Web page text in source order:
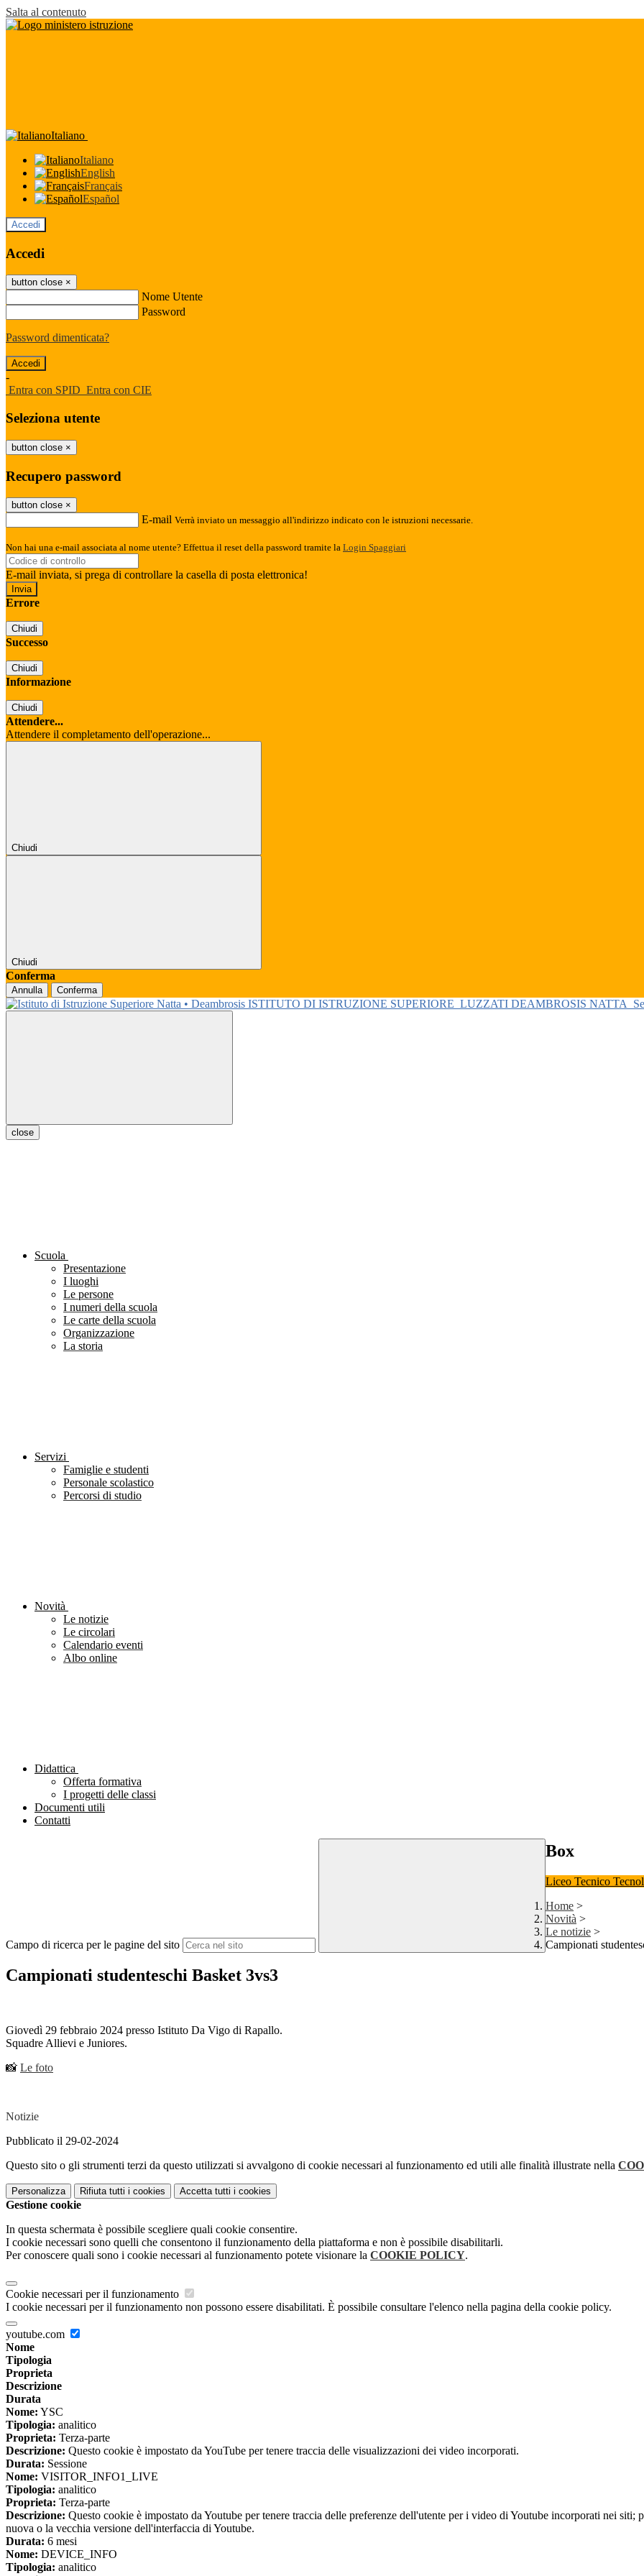
Salta al contenuto
Italiano
Italiano
English
Français
Español
Accedi
Accedi
button close ×
Nome Utente
Password
Password dimenticata?
-
Entra con SPID Entra con CIE
Seleziona utente
button close ×
Recupero password
button close ×
E-mail Verrà inviato un messaggio all'indirizzo indicato con le istruzioni necessarie.
Non hai una e-mail associata al nome utente? Effettua il reset della password tramite la Login Spaggiari
E-mail inviata, si prega di controllare la casella di posta elettronica!
Errore
Chiudi
Successo
Chiudi
Informazione
Chiudi
Attendere...
Attendere il completamento dell'operazione...
Chiudi
Chiudi
Conferma
Annulla Conferma
ISTITUTO DI ISTRUZIONE SUPERIORE LUZZATI DEAMBROSIS NATTA
close
Scuola
Presentazione
I luoghi
Le persone
I numeri della scuola
Le carte della scuola
Organizzazione
La storia
Servizi
Famiglie e studenti
Personale scolastico
Percorsi di studio
Novità
Le notizie
Le circolari
Calendario eventi
Albo online
Didattica
Offerta formativa
I progetti delle classi
Documenti utili
Contatti
Campo di ricerca per le pagine del sito
Box
Liceo Tecnico
Home >
Novità >
Le notizie >
Campionati
Campionati studenteschi Basket 3vs3
Giovedì 29 febbraio 2024 presso Istituto Da Vigo di Rapallo.
Squadre Allievi e Juniores.
📸 Le foto
Notizie
Pubblicato il 29-02-2024
Questo sito o gli strumenti terzi da questo utilizzati si avvalgono di cookie necessari al funzionamento ed utili alle finalità illustrate nella
Personalizza Rifiuta tutti i cookies Accetta tutti i cookies
Gestione cookie
In questa schermata è possibile scegliere quali cookie consentire.
I cookie necessari sono quelli che consentono il funzionamento della piattaforma e non è possibile disabilitarli.
Per conoscere quali sono i cookie necessari al funzionamento potete visionare la COOKIE POLICY.
Cookie necessari per il funzionamento
I cookie necessari per il funzionamento non possono essere disabilitati. È possibile consultare l'elenco nella pagina della cookie policy.
youtube.com
Nome
Tipologia
Proprieta
Descrizione
Durata
Nome: YSC
Tipologia: analitico
Proprieta: Terza-parte
Descrizione: Questo cookie è impostato da YouTube per tenere traccia delle visualizzazioni dei video incorporati.
Durata: Sessione
Nome: VISITOR_INFO1_LIVE
Tipologia: analitico
Proprieta: Terza-parte
Descrizione: Questo cookie è impostato da Youtube per tenere traccia delle preferenze dell'utente per i video di Youtube incorporati nei
nuova o la vecchia versione dell'interfaccia di Youtube.
Durata: 6 mesi
Nome: DEVICE_INFO
Tipologia: analitico